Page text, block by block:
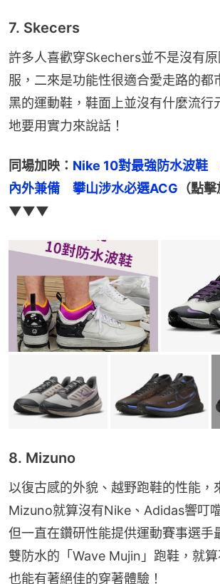
7. Skecers
許多人喜歡穿Skechers並不是沒有
服，二來是功能性很適合愛走路的都
黑的運動鞋，鞋面上並沒有什麼流行
地要用實力來說話！
同場加映： Nike 10對最強防水波鞋
內外兼備　攀山涉水必選ACG （點
▼▼▼
8. Mizuno
以復古感的外貌、越野跑鞋的性能，
Mizuno就算沒有Nike、Adidas響叮
但一直在鑽研性能提供運動賽事選手
雙防水的「Wave Mujin」跑鞋，就算
也能有著絕佳的穿著體驗！